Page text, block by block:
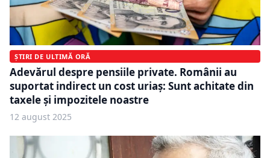
ȘTIRI DE ULTIMĂ ORĂ
Adevărul despre pensiile private. Românii au
suportat indirect un cost uriaș: Sunt achitate din
taxele și impozitele noastre
12 august 2025